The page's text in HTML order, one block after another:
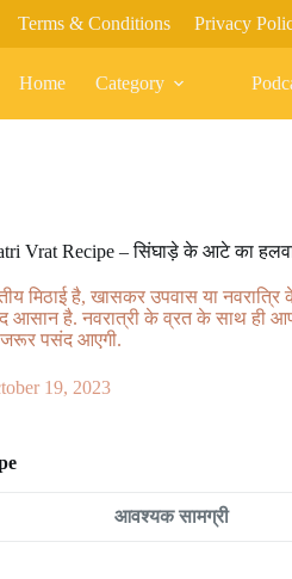
Terms & Conditions Privacy
Home Category
Vrat Recipe – सिंघाड़े के आटे का
मिठाई है, खासकर उपवास या
आसान है. नवरात्री के व्रत के साथ
पसंद आएगी.
19, 2023
आवश्यक सामग्री